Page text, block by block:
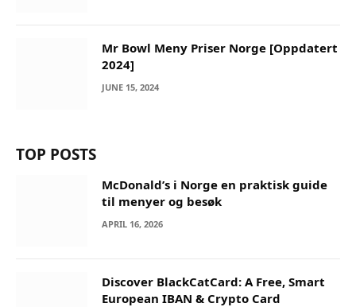
Mr Bowl Meny Priser Norge [Oppdatert
2024]
JUNE 15, 2024
TOP POSTS
McDonald’s i Norge en praktisk guide
til menyer og besøk
APRIL 16, 2026
Discover BlackCatCard: A Free, Smart
European IBAN & Crypto Card